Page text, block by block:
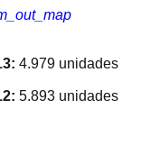
4.979 unidades
5.893 unidades